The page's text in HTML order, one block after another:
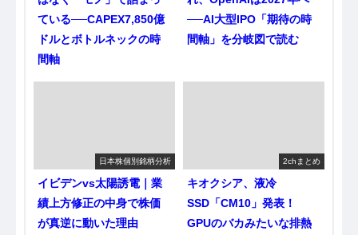
ている──CAPEX7,850億
ドルとボトルネックの時
間軸
──AI大型IPO「期待の時
間軸」を分岐図で読む
日本株個別銘柄分析
イビデンvs太陽誘電｜業
績上方修正の中身で株価
が真逆に動いた理由
2chまとめ
キオクシア、液冷
SSD「CM10」発表！
GPUのバカみたいな排熱